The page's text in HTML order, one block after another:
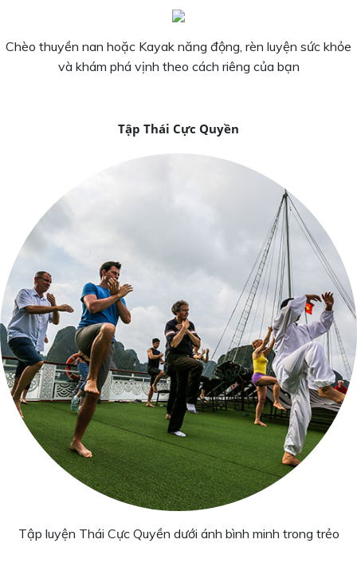
Chèo thuyền nan hoặc Kayak năng động, rèn luyện sức khỏe
và khám phá vịnh theo cách riêng của bạn
Tập Thái Cực Quyền
Tập luyện Thái Cực Quyền dưới ánh bình minh trong trẻo